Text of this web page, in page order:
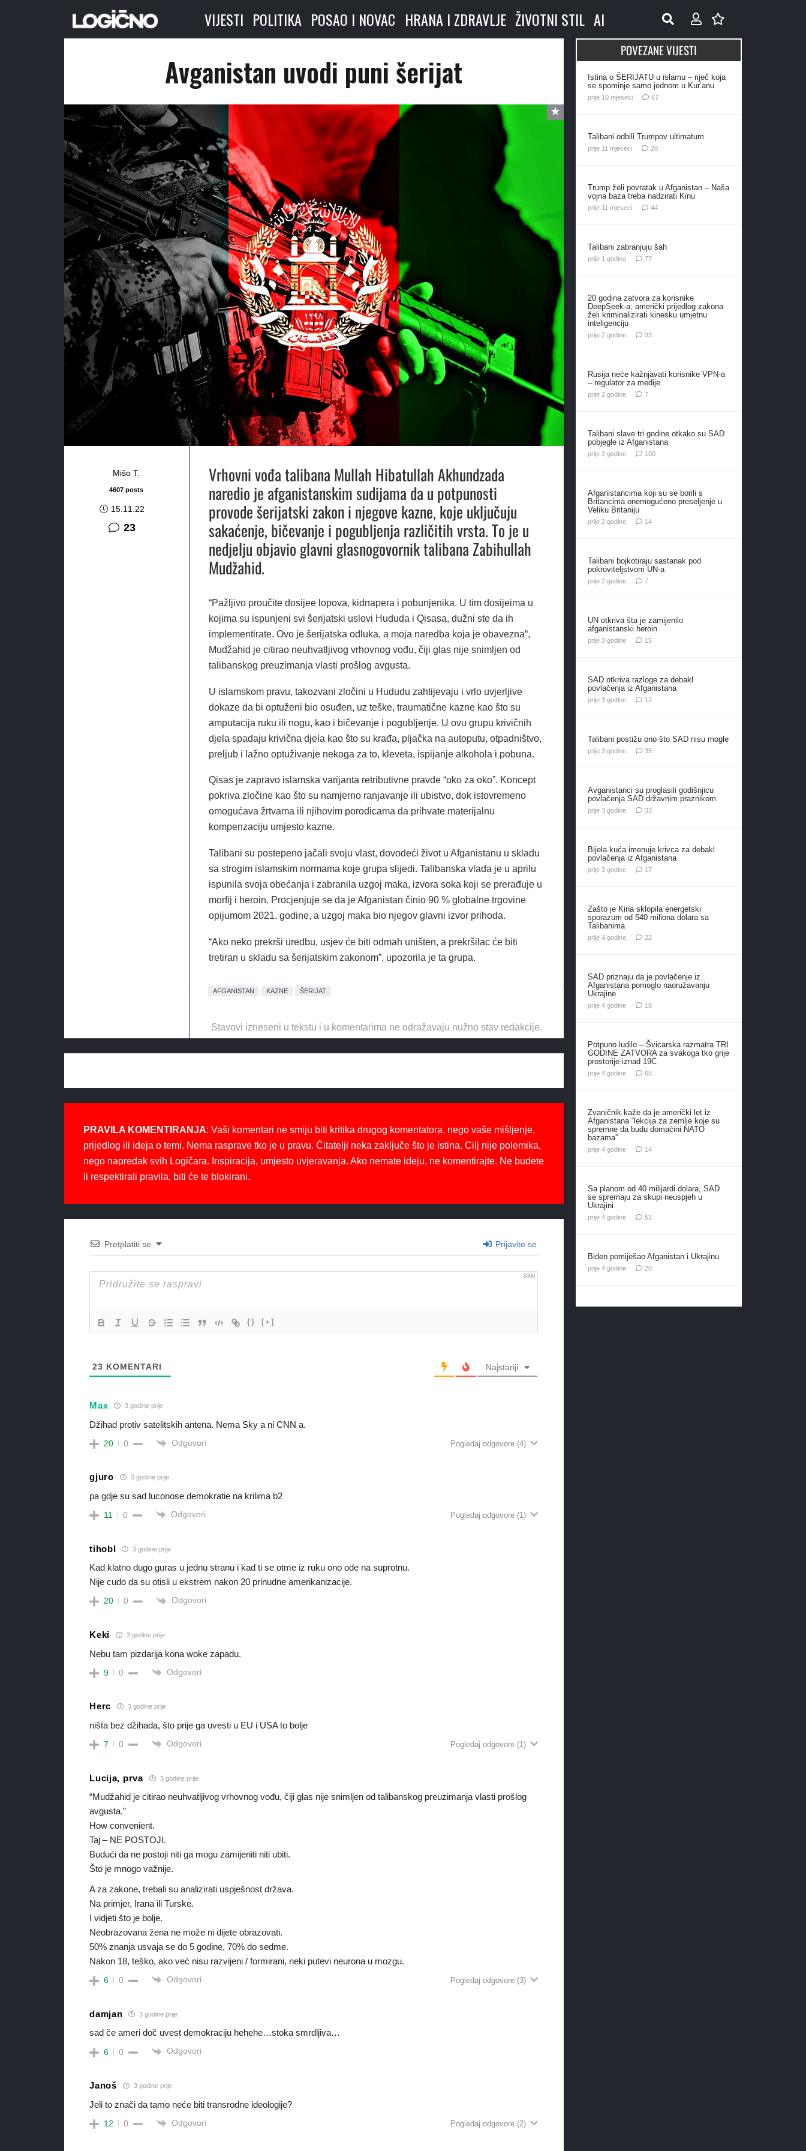
VIJESTI POLITIKA POSAO I NOVAC HRANA I ZDRAVLJE ŽIVOTNI STIL AI
Avganistan uvodi puni šerijat
Mišo T.
4607 posts
15.11.22
23komentara
Vrhovni vođa talibana Mullah Hibatullah Akhundzada
naredio je afganistanskim sudijama da u potpunosti
provode šerijatski zakon i njegove kazne, koje uključuju
sakaćenje, bičevanje i pogubljenja različitih vrsta.To je u
nedjelju objavio glavni glasnogovornik talibana Zabihullah
Mudžahid.
“Pažljivo proučite dosijee lopova, kidnapera i pobunjenika. U tim dosijeima u
kojima su ispunjeni svi šerijatski uslovi Hududa i Qisasa, dužni ste da ih
implementirate. Ovo je šerijatska odluka, a moja naredba koja je obavezna“,
Mudžahid je citirao neuhvatljivog vrhovnog vođu, čiji glas nije snimljen od
talibanskog preuzimanja vlasti prošlog avgusta.
U islamskom pravu, takozvani zločini u Hududu zahtijevaju i vrlo uvjerljive
dokaze da bi optuženi bio osuđen, uz teške, traumatične kazne kao što su
amputacija ruku ili nogu, kao i bičevanje i pogubljenje. U ovu grupu krivičnih
djela spadaju krivična djela kao što su krađa, pljačka na autoputu, otpadništvo,
preljub i lažno optuživanje nekoga za to, kleveta, ispijanje alkohola i pobuna.
Qisas je zapravo islamska varijanta retributivne pravde “oko za oko”. Koncept
pokriva zločine kao što su namjerno ranjavanje ili ubistvo, dok istovremeno
omogućava žrtvama ili njihovim porodicama da prihvate materijalnu
kompenzaciju umjesto kazne.
Talibani su postepeno jačali svoju vlast, dovodeći život u Afganistanu u skladu
sa strogim islamskim normama koje grupa slijedi. Talibanska vlada je u aprilu
ispunila svoja obećanja i zabranila uzgoj maka, izvora soka koji se prerađuje u
morfij i heroin. Procjenjuje se da je Afganistan činio 90 % globalne trgovine
opijumom 2021. godine, a uzgoj maka bio njegov glavni izvor prihoda.
“Ako neko prekrši uredbu, usjev će biti odmah uništen, a prekršilac će biti
tretiran u skladu sa šerijatskim zakonom”, upozorila je ta grupa.
AFGANISTAN KAZNE ŠERIJAT
Stavovi izneseni u tekstu i u komentarima ne odražavaju nužno stav redakcije.
PRAVILA KOMENTIRANJA: Vaši komentari ne smiju biti kritika drugog komentatora, nego vaše mišljenje,
prijedlog ili ideja o temi. Nema rasprave tko je u pravu. Čitatelji neka zaključe što je istina. Cilj nije polemika,
nego napredak svih Logičara. Inspiracija, umjesto uvjeravanja. Ako nemate ideju, ne komentirajte. Ne budete
li respektirali pravila, biti će te blokirani.
Pretplatiti se Prijavite se
3000
{} [+]
23 KOMENTARI Najstariji
Max 3 godine prije
Džihad protiv satelitskih antena. Nema Sky a ni CNN a.
20 0 Odgovori Pogledaj odgovore (4)
gjuro 3 godine prije
pa gdje su sad luconose demokratie na krilima b2
11 0 Odgovori Pogledaj odgovore (1)
tihobl 3 godine prije
Kad klatno dugo guras u jednu stranu i kad ti se otme iz ruku ono ode na suprotnu.
Nije cudo da su otisli u ekstrem nakon 20 prinudne amerikanizacije.
20 0 Odgovori
Keki 3 godine prije
Nebu tam pizdarija kona woke zapadu.
9 0 Odgovori
Herc 3 godine prije
ništa bez džihada, što prije ga uvesti u EU i USA to bolje
7 0 Odgovori Pogledaj odgovore (1)
Lucija, prva 3 godine prije
“Mudžahid je citirao neuhvatljivog vrhovnog vođu, čiji glas nije snimljen od talibanskog preuzimanja vlasti prošlog
avgusta.”
How convenient.
Taj – NE POSTOJI.
Budući da ne postoji niti ga mogu zamijeniti niti ubiti.
Što je mnogo važnije.
A za zakone, trebali su analizirati uspješnost država.
Na primjer, Irana ili Turske.
I vidjeti što je bolje.
Neobrazovana žena ne može ni dijete obrazovati.
50% znanja usvaja se do 5 godine, 70% do sedme.
Nakon 18, teško, ako već nisu razvijeni / formirani, neki putevi neurona u mozgu.
6 0 Odgovori Pogledaj odgovore (3)
damjan 3 godine prije
sad če ameri doč uvest demokraciju hehehe…stoka smrdljiva…
6 0 Odgovori
Janoš 3 godine prije
Jeli to znači da tamo neće biti transrodne ideologije?
12 0 Odgovori Pogledaj odgovore (2)
POVEZANE VIJESTI
Istina o ŠERIJATU u islamu – riječ koja
se spominje samo jednom u Kur’anu
prije 10 mjeseci 67komentara
Talibani odbili Trumpov ultimatum
prije 11 mjeseci 20komentara
Trump želi povratak u Afganistan – Naša
vojna baza treba nadzirati Kinu
prije 11 mjeseci 44komentara
Talibani zabranjuju šah
prije 1 godina 77komentara
20 godina zatvora za korisnike
DeepSeek-a: američki prijedlog zakona
želi kriminalizirati kinesku umjetnu
inteligenciju
prije 2 godine 33komentara
Rusija neće kažnjavati korisnike VPN-a
– regulator za medije
prije 2 godine 7komentara
Talibani slave tri godine otkako su SAD
pobjegle iz Afganistana
prije 2 godine 100komentara
Afganistancima koji su se borili s
Britancima onemogućeno preseljenje u
Veliku Britaniju
prije 2 godine 14komentara
Talibani bojkotiraju sastanak pod
pokroviteljstvom UN-a
prije 2 godine 7komentara
UN otkriva šta je zamijenilo
afganistanski heroin
prije 3 godine 15komentara
SAD otkriva razloge za debakl
povlačenja iz Afganistana
prije 3 godine 12komentara
Talibani postižu ono što SAD nisu mogle
prije 3 godine 35komentara
Avganistanci su proglasili godišnjicu
povlačenja SAD državnim praznikom
prije 3 godine 33komentara
Bijela kuća imenuje krivca za debakl
povlačenja iz Afganistana
prije 3 godine 17komentara
Zašto je Kina sklopila energetski
sporazum od 540 miliona dolara sa
Talibanima
prije 4 godine 22komentara
SAD priznaju da je povlačenje iz
Afganistana pomoglo naoružavanju
Ukrajine
prije 4 godine 18komentara
Potpuno ludilo – Švicarska razmatra TRI
GODINE ZATVORA za svakoga tko grije
prostorije iznad 19C
prije 4 godine 65komentara
Zvaničnik kaže da je američki let iz
Afganistana “lekcija za zemlje koje su
spremne da budu domaćini NATO
bazama”
prije 4 godine 14komentara
Sa planom od 40 milijardi dolara, SAD
se spremaju za skupi neuspjeh u
Ukrajini
prije 4 godine 52komentara
Biden pomiješao Afganistan i Ukrajinu
prije 4 godine 20komentara